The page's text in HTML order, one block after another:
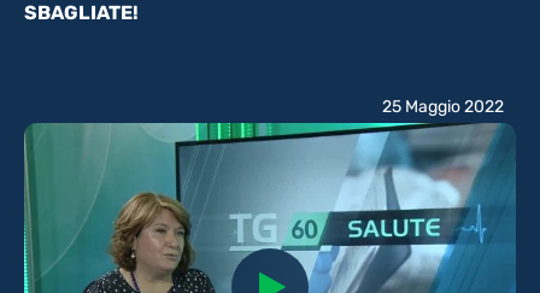
SBAGLIATE!
25 Maggio 2022